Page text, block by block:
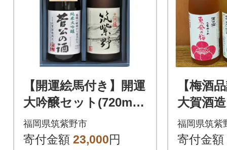
【開運絵馬付き】開運
大吟醸セット(720ml×
2種)
福岡県筑紫野市
寄付金額 23,000円
【梅酒
大賀酒
ット(
福岡県筑紫
寄付金額